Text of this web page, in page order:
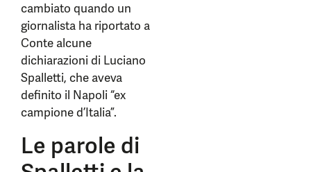
cambiato quando un
giornalista ha riportato a
Conte alcune
dichiarazioni di Luciano
Spalletti, che aveva
definito il Napoli “ex
campione d’Italia”.
Le parole di